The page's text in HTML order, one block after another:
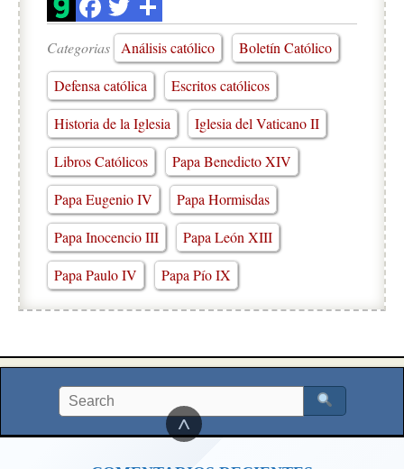
Categorias Análisis católico
Boletín Católico
Defensa católica
Escritos católicos
Historia de la Iglesia
Iglesia del Vaticano II
Libros Católicos
Papa Benedicto XIV
Papa Eugenio IV
Papa Hormisdas
Papa Inocencio III
Papa León XIII
Papa Paulo IV
Papa Pío IX
^